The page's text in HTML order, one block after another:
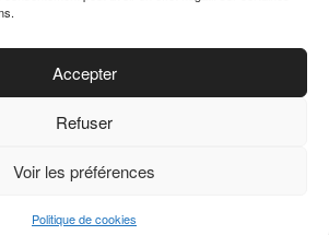
Accepter
Refuser
Voir les préférences
Politique de cookies